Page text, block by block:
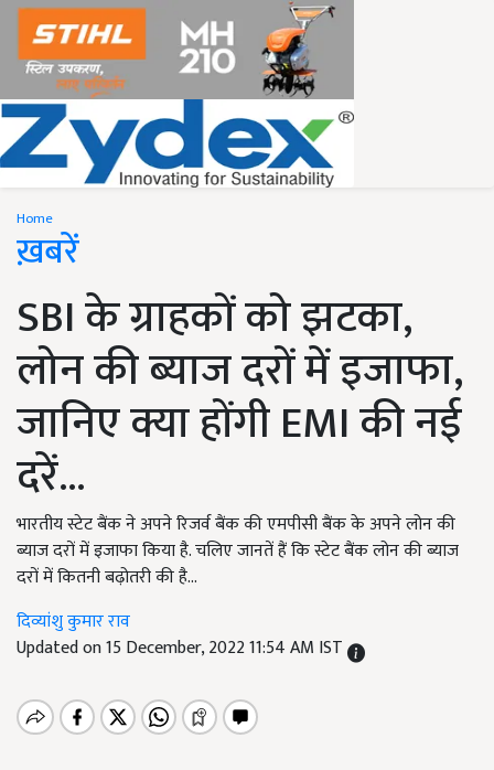
Home
ख़बरें
SBI के ग्राहकों को झटका,
लोन की ब्याज दरों में इजाफा,
जानिए क्या होंगी EMI की नई
दरें...
भारतीय स्टेट बैंक ने अपने रिजर्व बैंक की एमपीसी बैंक के अपने लोन की
ब्याज दरों में इजाफा किया है. चलिए जानतें हैं कि स्टेट बैंक लोन की ब्याज
दरों में कितनी बढ़ोतरी की है...
दिव्यांशु कुमार राव
Updated on 15 December, 2022 11:54 AM IST